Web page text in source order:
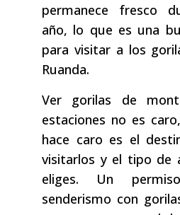
permanece fresco
año, lo que es una
para visitar a los
Ruanda.
Ver gorilas de
estaciones no es
hace caro es el
visitarlos y el tipo de
eliges. Un
senderismo con